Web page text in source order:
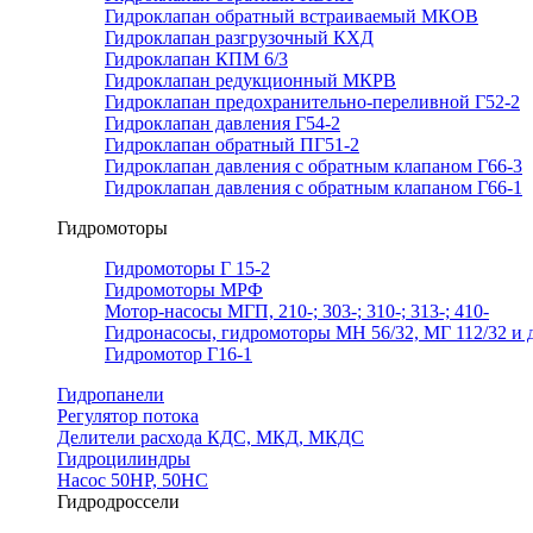
Гидроклапан обратный встраиваемый МКОВ
Гидроклапан разгрузочный КХД
Гидроклапан КПМ 6/3
Гидроклапан редукционный МКРВ
Гидроклапан предохранительно-переливной Г52-2
Гидроклапан давления Г54-2
Гидроклапан обратный ПГ51-2
Гидроклапан давления с обратным клапаном Г66-3
Гидроклапан давления с обратным клапаном Г66-1
Гидромоторы
Гидромоторы Г 15-2
Гидромоторы МРФ
Мотор-насосы МГП, 210-; 303-; 310-; 313-; 410-
Гидронасосы, гидромоторы МН 56/32, МГ 112/32 и
Гидромотор Г16-1
Гидропанели
Регулятор потока
Делители расхода КДС, МКД, МКДС
Гидроцилиндры
Насос 50НР, 50НС
Гидродроссели